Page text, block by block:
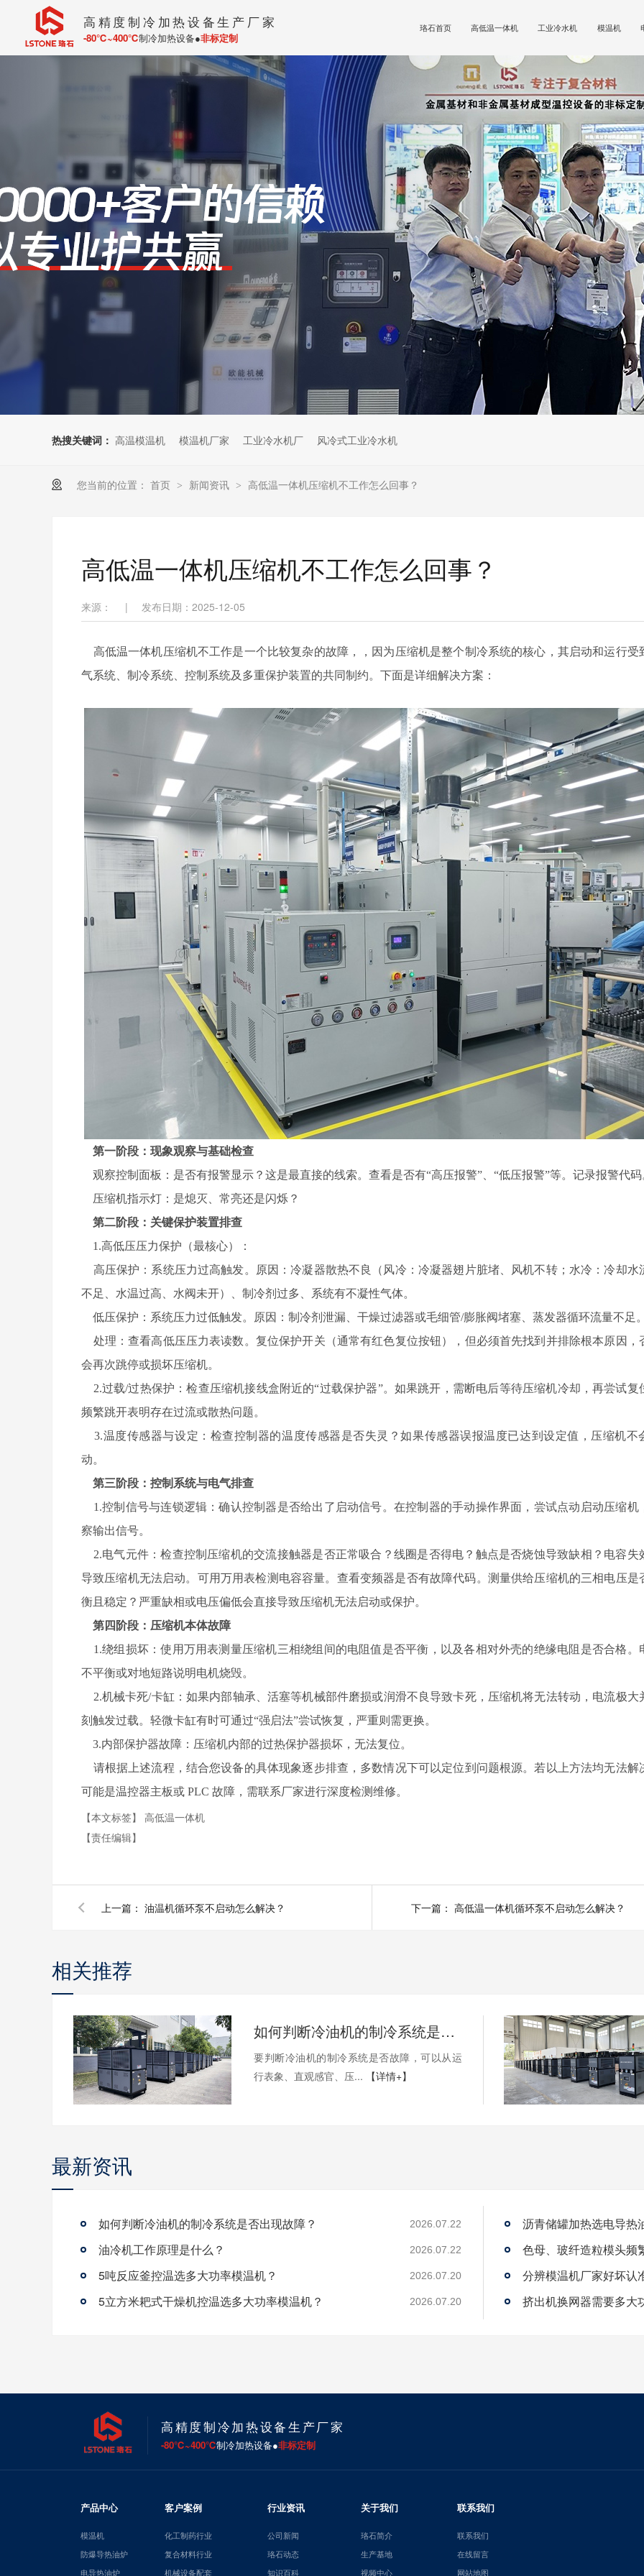
高精度制冷加热设备生产厂家
-80℃~400℃制冷加热设备●非标定制
珞石首页 高低温一体机 工业冷水机 模温机
热搜关键词： 高温模温机 模温机厂家 工业冷水机厂 风冷式工业冷水机
您当前的位置： 首页 > 新闻资讯 > 高低温一体机压缩机不工作怎么回事？
高低温一体机压缩机不工作怎么回事？
来源： | 发布日期：2025-12-05
高低温一体机压缩机不工作是一个比较复杂的故障，，因为压缩机是整个制冷系统的核心，其启动和运行受
气系统、制冷系统、控制系统及多重保护装置的共同制约。下面是详细解决方案：
第一阶段：现象观察与基础检查
观察控制面板：是否有报警显示？这是最直接的线索。查看是否有“高压报警”、“低压报警”等。记录报警代码
压缩机指示灯：是熄灭、常亮还是闪烁？
第二阶段：关键保护装置排查
1.高低压压力保护（最核心）：
高压保护：系统压力过高触发。原因：冷凝器散热不良（风冷：冷凝器翅片脏堵、风机不转；水冷：冷却水
不足、水温过高、水阀未开）、制冷剂过多、系统有不凝性气体。
低压保护：系统压力过低触发。原因：制冷剂泄漏、干燥过滤器或毛细管/膨胀阀堵塞、蒸发器循环流量不足。
处理：查看高低压压力表读数。复位保护开关（通常有红色复位按钮），但必须首先找到并排除根本原因，
会再次跳停或损坏压缩机。
2.过载/过热保护：检查压缩机接线盒附近的“过载保护器”。如果跳开，需断电后等待压缩机冷却，再尝试复
频繁跳开表明存在过流或散热问题。
3.温度传感器与设定：检查控制器的温度传感器是否失灵？如果传感器误报温度已达到设定值，压缩机不
动。
第三阶段：控制系统与电气排查
1.控制信号与连锁逻辑：确认控制器是否给出了启动信号。在控制器的手动操作界面，尝试点动启动压缩机
察输出信号。
2.电气元件：检查控制压缩机的交流接触器是否正常吸合？线圈是否得电？触点是否烧蚀导致缺相？电容失
导致压缩机无法启动。可用万用表检测电容容量。查看变频器是否有故障代码。测量供给压缩机的三相电压是
衡且稳定？严重缺相或电压偏低会直接导致压缩机无法启动或保护。
第四阶段：压缩机本体故障
1.绕组损坏：使用万用表测量压缩机三相绕组间的电阻值是否平衡，以及各相对外壳的绝缘电阻是否合格。
不平衡或对地短路说明电机烧毁。
2.机械卡死/卡缸：如果内部轴承、活塞等机械部件磨损或润滑不良导致卡死，压缩机将无法转动，电流极大
刻触发过载。轻微卡缸有时可通过“强启法”尝试恢复，严重则需更换。
3.内部保护器故障：压缩机内部的过热保护器损坏，无法复位。
请根据上述流程，结合您设备的具体现象逐步排查，多数情况下可以定位到问题根源。若以上方法均无法解
可能是温控器主板或 PLC 故障，需联系厂家进行深度检测维修。
【本文标签】 高低温一体机
【责任编辑】
上一篇： 油温机循环泵不启动怎么解决？ 下一篇： 高低温一体机循环泵不启动怎么解决？
相关推荐
如何判断冷油机的制冷系统是否出现故障？
要判断冷油机的制冷系统是否故障，可以从运
行表象、直观感官、压...
【详情+】
最新资讯
如何判断冷油机的制冷系统是否出现故障？ 2026.07.22
油冷机工作原理是什么？ 2026.07.22
5吨反应釜控温选多大功率模温机？ 2026.07.20
5立方米耙式干燥机控温选多大功率模温机？ 2026.07.20
沥青储罐加热选电导热
挤出机换网器需要多大
高精度制冷加热设备生产厂家
-80℃~400℃制冷加热设备●非标定制
产品中心
模温机
防爆导热油炉
电导热油炉
客户案例
化工制药行业
复合材料行业
机械设备配套
行业资讯
公司新闻
珞石动态
知识百科
关于我们
珞石简介
生产基地
视频中心
联系我们
联系我们
在线留言
网站地图